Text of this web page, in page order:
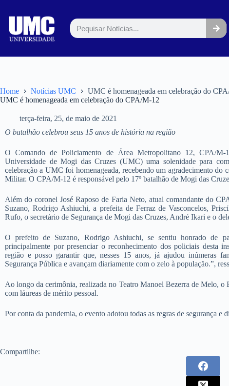
Home Notícias UMC
UMC é homenageada em celebração do
UMC é homenageada em celebração do CPA/M-12
terça-feira, 25, de maio de 2021
O batalhão celebrou seus 15 anos de história na região
O Comando de Policiamento de Área Metropolitano 12, CPA/
Universidade de Mogi das Cruzes (UMC) uma solenidade para
celebração a UMC foi homenageada, recebendo um agradecimento do
Militar. O CPA/M-12 é responsável pelo 17º batalhão de Mogi das
Além do coronel José Raposo de Faria Neto, atual comandante do
Suzano, Rodrigo Ashiuchi, a prefeita de Ferraz de Vasconcelos,
Rufo, o secretário de Segurança de Mogi das Cruzes, André Ikari e o
O prefeito de Suzano, Rodrigo Ashiuchi, se sentiu honrado de
principalmente por presenciar o reconhecimento dos policiais desta
região e posso garantir que, nesses 15 anos, já ajudou inúmeras
Segurança Pública e avançam diariamente com o zelo à população.”,
Ao longo da cerimônia, realizada no Teatro Manoel Bezerra de Melo, o
com láureas de mérito pessoal.
Por conta da pandemia, o evento adotou todas as regras de segurança e
Compartilhe: